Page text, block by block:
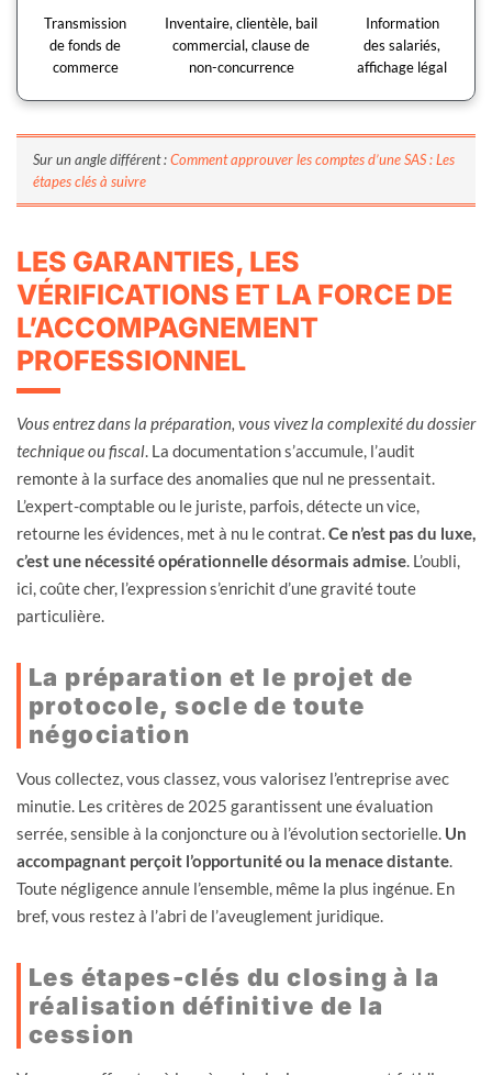
Transmission
de fonds de
commerce
Inventaire, clientèle, bail
commercial, clause de
non-concurrence
Information
des salariés,
affichage légal
Sur un angle différent :Comment approuver les comptes d’une SAS : Les
étapes clés à suivre
LES GARANTIES, LES
VÉRIFICATIONS ET LA FORCE DE
L’ACCOMPAGNEMENT
PROFESSIONNEL
Vous entrez dans la préparation, vous vivez la complexité du dossier
technique ou fiscal. La documentation s’accumule, l’audit
remonte à la surface des anomalies que nul ne pressentait.
L’expert-comptable ou le juriste, parfois, détecte un vice,
retourne les évidences, met à nu le contrat.Ce n’est pas du luxe,
c’est une nécessité opérationnelle désormais admise. L’oubli,
ici, coûte cher, l’expression s’enrichit d’une gravité toute
particulière.
La préparation et le projet de
protocole, socle de toute
négociation
Vous collectez, vous classez, vous valorisez l’entreprise avec
minutie. Les critères de 2025 garantissent une évaluation
serrée, sensible à la conjoncture ou à l’évolution sectorielle. Un
accompagnant perçoit l’opportunité ou la menace distante.
Toute négligence annule l’ensemble, même la plus ingénue. En
bref, vous restez à l’abri de l’aveuglement juridique.
Les étapes-clés du closing à la
réalisation définitive de la
cession